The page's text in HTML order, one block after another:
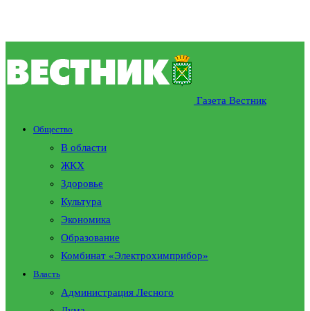
Газета Вестник
Общество
В области
ЖКХ
Здоровье
Культура
Экономика
Образование
Комбинат «Электрохимприбор»
Власть
Администрация Лесного